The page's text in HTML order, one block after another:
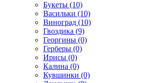
Букеты (10)
Васильки (10)
Виноград (10)
Гвоздика (9)
Георгины (0)
Герберы (0)
Ирисы (0)
Калина (0)
Кувшинки (0)